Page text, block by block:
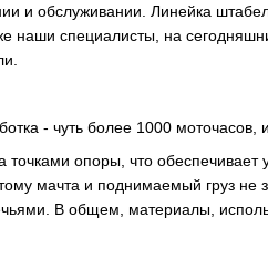
и обслуживании. Линейка
наши специалисты, на
- чуть более 1000 моточасов,
опоры, что обеспечивает
мачта и поднимаемый груз не
В общем, материалы,